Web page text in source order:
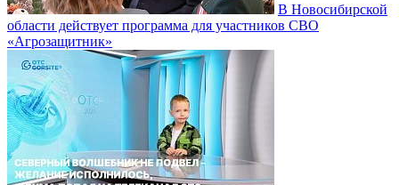
В Новосибирской
области действует программа для участников СВО
«Агрозащитник»